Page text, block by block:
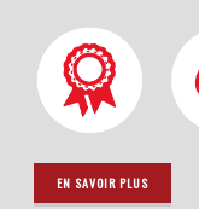
EN SAVOIR PLUS